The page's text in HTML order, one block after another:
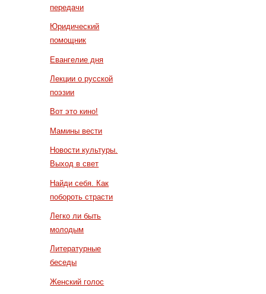
передачи
Юридический
помощник
Евангелие дня
Лекции о русской
поэзии
Вот это кино!
Мамины вести
Новости культуры.
Выход в свет
Найди себя. Как
побороть страсти
Легко ли быть
молодым
Литературные
беседы
Женский голос